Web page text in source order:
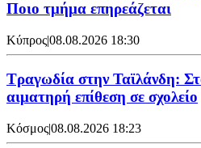
Ποιο τμήμα επηρεάζεται
Κύπρος|08.08.2026 18:30
Τραγωδία στην Ταϊλάνδη:
αιματηρή επίθεση σε σχολείο
Κόσμος|08.08.2026 18:23